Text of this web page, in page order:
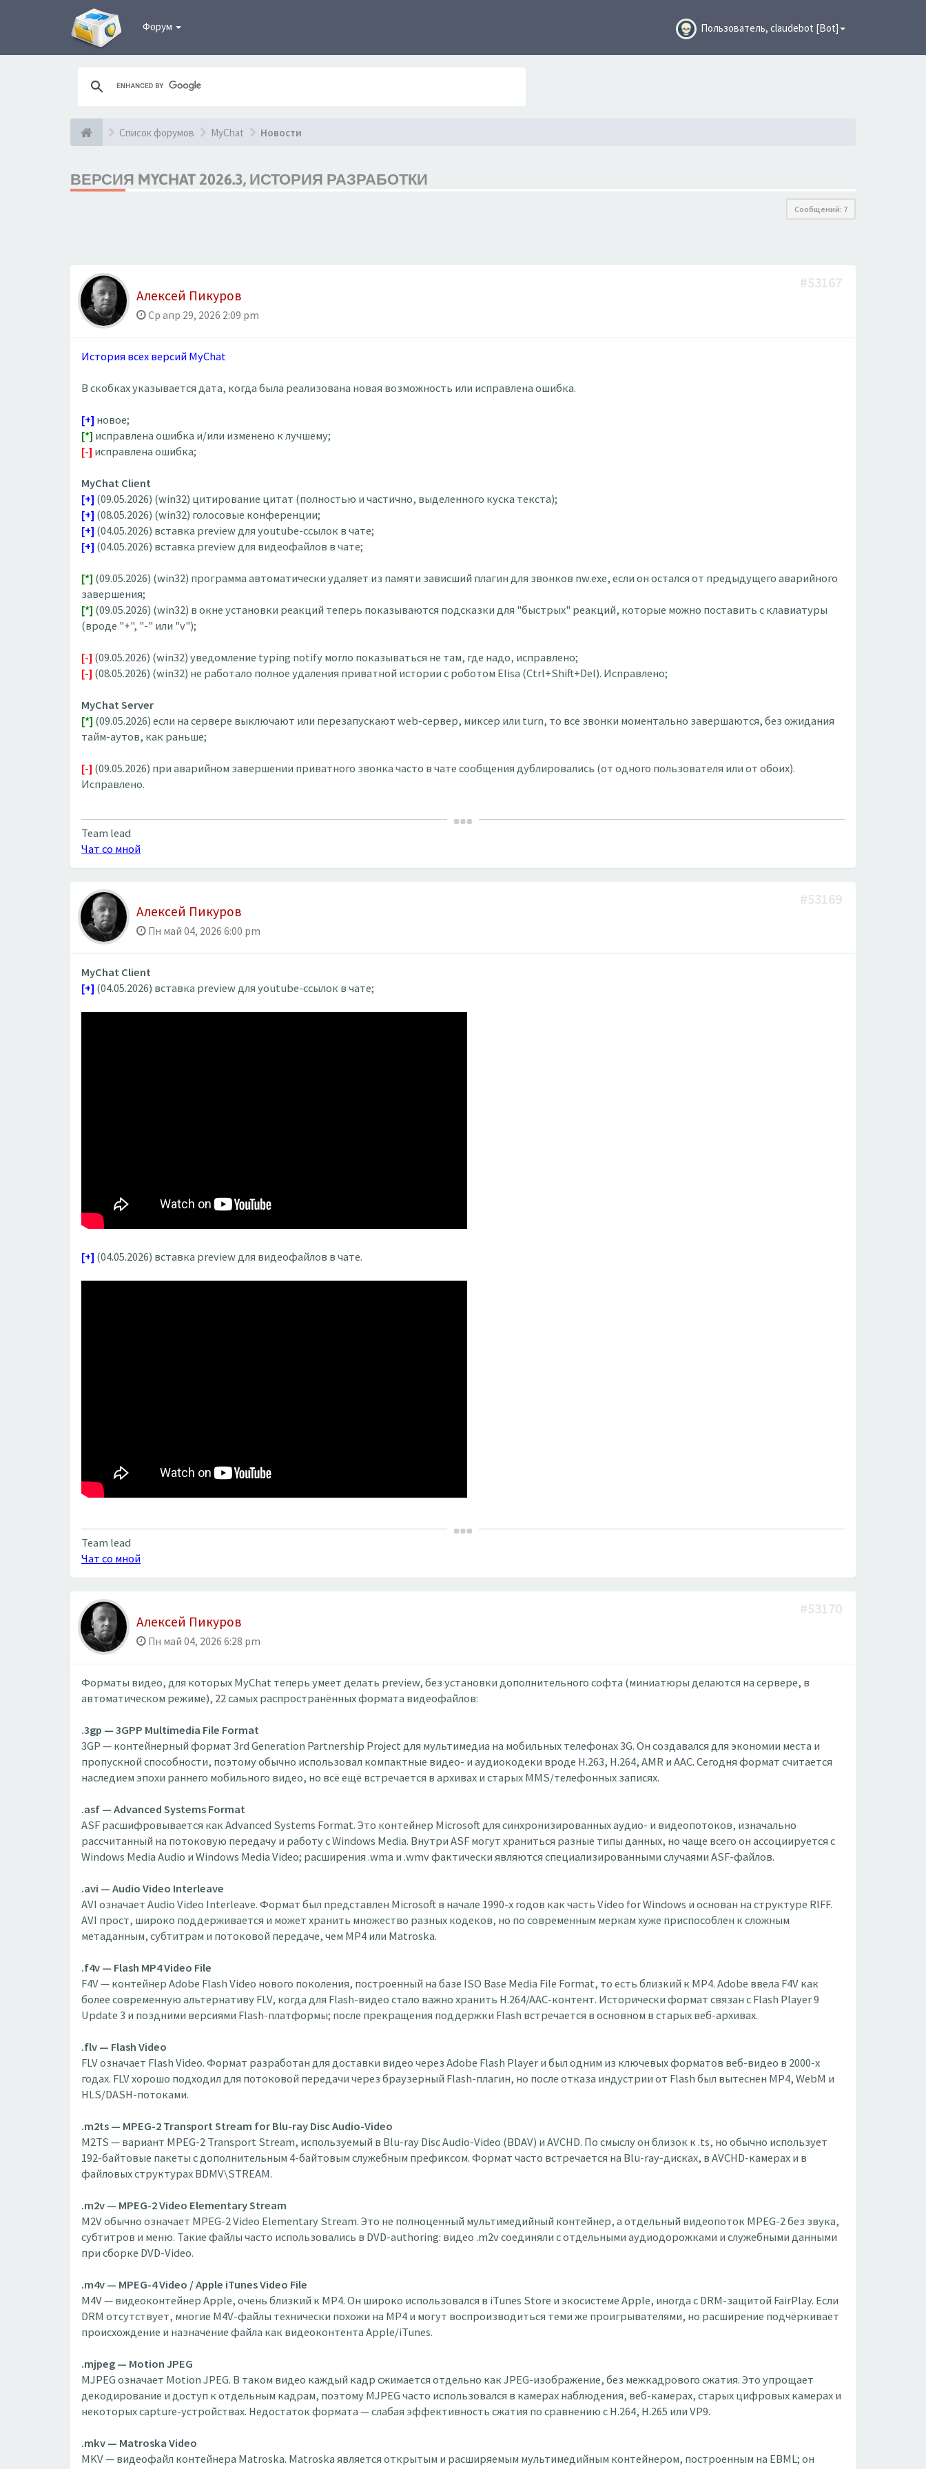
Форум Пользователь, claudebot [Bot]
Список форумов MyChat Новости
ВЕРСИЯ MYCHAT 2026.3, ИСТОРИЯ РАЗРАБОТКИ
Сообщений: 7
Алексей Пикуров
Ср апр 29, 2026 2:09 pm
#53167
История всех версий MyChat
В скобках указывается дата, когда была реализована новая возможность или исправлена ошибка.
[+] новое;
[*] исправлена ошибка и/или изменено к лучшему;
[-] исправлена ошибка;
MyChat Client
[+] (09.05.2026) (win32) цитирование цитат (полностью и частично, выделенного куска текста);
[+] (08.05.2026) (win32) голосовые конференции;
[+] (04.05.2026) вставка preview для youtube-ссылок в чате;
[+] (04.05.2026) вставка preview для видеофайлов в чате;
[*] (09.05.2026) (win32) программа автоматически удаляет из памяти зависший плагин для звонков nw.exe, если он остался от предыдущего аварийного
завершения;
[*] (09.05.2026) (win32) в окне установки реакций теперь показываются подсказки для "быстрых" реакций, которые можно поставить с клавиатуры
(вроде "+", "-" или "v");
[-] (09.05.2026) (win32) уведомление typing notify могло показываться не там, где надо, исправлено;
[-] (08.05.2026) (win32) не работало полное удаления приватной истории с роботом Elisa (Ctrl+Shift+Del). Исправлено;
MyChat Server
[*] (09.05.2026) если на сервере выключают или перезапускают web-сервер, миксер или turn, то все звонки моментально завершаются, без ожидания
тайм-аутов, как раньше;
[-] (09.05.2026) при аварийном завершении приватного звонка часто в чате сообщения дублировались (от одного пользователя или от обоих).
Исправлено.
Team lead
Чат со мной
Алексей Пикуров
Пн май 04, 2026 6:00 pm
#53169
MyChat Client
[+] (04.05.2026) вставка preview для youtube-ссылок в чате;
[+] (04.05.2026) вставка preview для видеофайлов в чате.
Team lead
Чат со мной
Алексей Пикуров
Пн май 04, 2026 6:28 pm
#53170
Форматы видео, для которых MyChat теперь умеет делать preview, без установки дополнительного софта (миниатюры делаются на сервере, в
автоматическом режиме), 22 самых распространённых формата видеофайлов:
.3gp — 3GPP Multimedia File Format
3GP — контейнерный формат 3rd Generation Partnership Project для мультимедиа на мобильных телефонах 3G. Он создавался для экономии места и
пропускной способности, поэтому обычно использовал компактные видео- и аудиокодеки вроде H.263, H.264, AMR и AAC. Сегодня формат считается
наследием эпохи раннего мобильного видео, но всё ещё встречается в архивах и старых MMS/телефонных записях.
.asf — Advanced Systems Format
ASF расшифровывается как Advanced Systems Format. Это контейнер Microsoft для синхронизированных аудио- и видеопотоков, изначально
рассчитанный на потоковую передачу и работу с Windows Media. Внутри ASF могут храниться разные типы данных, но чаще всего он ассоциируется с
Windows Media Audio и Windows Media Video; расширения .wma и .wmv фактически являются специализированными случаями ASF-файлов.
.avi — Audio Video Interleave
AVI означает Audio Video Interleave. Формат был представлен Microsoft в начале 1990-х годов как часть Video for Windows и основан на структуре RIFF.
AVI прост, широко поддерживается и может хранить множество разных кодеков, но по современным меркам хуже приспособлен к сложным
метаданным, субтитрам и потоковой передаче, чем MP4 или Matroska.
.f4v — Flash MP4 Video File
F4V — контейнер Adobe Flash Video нового поколения, построенный на базе ISO Base Media File Format, то есть близкий к MP4. Adobe ввела F4V как
более современную альтернативу FLV, когда для Flash-видео стало важно хранить H.264/AAC-контент. Исторически формат связан с Flash Player 9
Update 3 и поздними версиями Flash-платформы; после прекращения поддержки Flash встречается в основном в старых веб-архивах.
.flv — Flash Video
FLV означает Flash Video. Формат разработан для доставки видео через Adobe Flash Player и был одним из ключевых форматов веб-видео в 2000-х
годах. FLV хорошо подходил для потоковой передачи через браузерный Flash-плагин, но после отказа индустрии от Flash был вытеснен MP4, WebM и
HLS/DASH-потоками.
.m2ts — MPEG-2 Transport Stream for Blu-ray Disc Audio-Video
M2TS — вариант MPEG-2 Transport Stream, используемый в Blu-ray Disc Audio-Video (BDAV) и AVCHD. По смыслу он близок к .ts, но обычно использует
192-байтовые пакеты с дополнительным 4-байтовым служебным префиксом. Формат часто встречается на Blu-ray-дисках, в AVCHD-камерах и в
файловых структурах BDMV\STREAM.
.m2v — MPEG-2 Video Elementary Stream
M2V обычно означает MPEG-2 Video Elementary Stream. Это не полноценный мультимедийный контейнер, а отдельный видеопоток MPEG-2 без звука,
субтитров и меню. Такие файлы часто использовались в DVD-authoring: видео .m2v соединяли с отдельными аудиодорожками и служебными данными
при сборке DVD-Video.
.m4v — MPEG-4 Video / Apple iTunes Video File
M4V — видеоконтейнер Apple, очень близкий к MP4. Он широко использовался в iTunes Store и экосистеме Apple, иногда с DRM-защитой FairPlay. Если
DRM отсутствует, многие M4V-файлы технически похожи на MP4 и могут воспроизводиться теми же проигрывателями, но расширение подчёркивает
происхождение и назначение файла как видеоконтента Apple/iTunes.
.mjpeg — Motion JPEG
MJPEG означает Motion JPEG. В таком видео каждый кадр сжимается отдельно как JPEG-изображение, без межкадрового сжатия. Это упрощает
декодирование и доступ к отдельным кадрам, поэтому MJPEG часто использовался в камерах наблюдения, веб-камерах, старых цифровых камерах и
некоторых capture-устройствах. Недостаток формата — слабая эффективность сжатия по сравнению с H.264, H.265 или VP9.
.mkv — Matroska Video
MKV — видеофайл контейнера Matroska. Matroska является открытым и расширяемым мультимедийным контейнером, построенным на EBML; он